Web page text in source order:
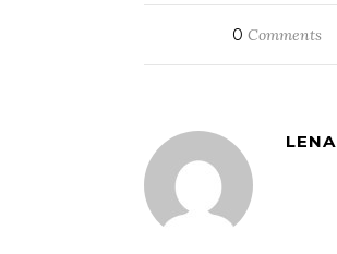
0 Comments
LENA